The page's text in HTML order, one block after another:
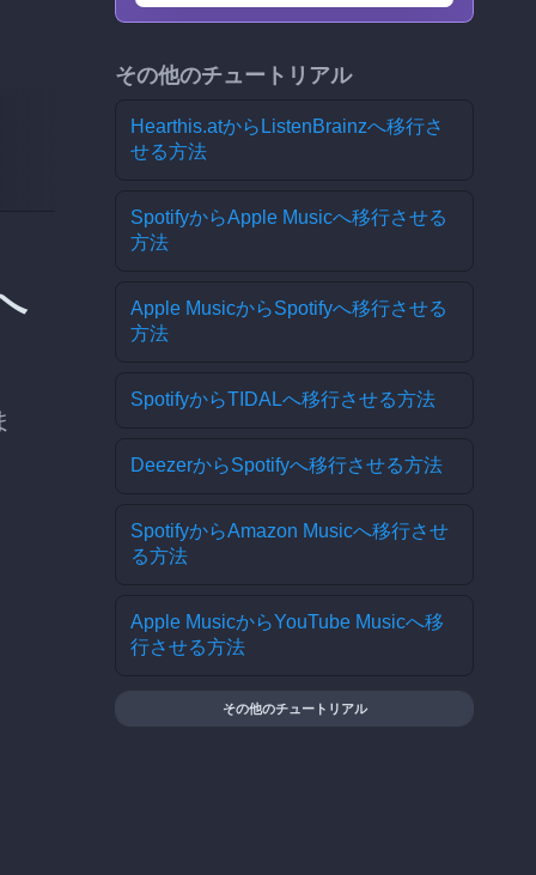
その他のチュートリアル
Hearthis.atからListenBrainzへ移行さ
せる方法
SpotifyからApple Musicへ移行させる
方法
Apple MusicからSpotifyへ移行させる
方法
SpotifyからTIDALへ移行させる方法
DeezerからSpotifyへ移行させる方法
SpotifyからAmazon Musicへ移行させ
る方法
Apple MusicからYouTube Musicへ移
行させる方法
その他のチュートリアル